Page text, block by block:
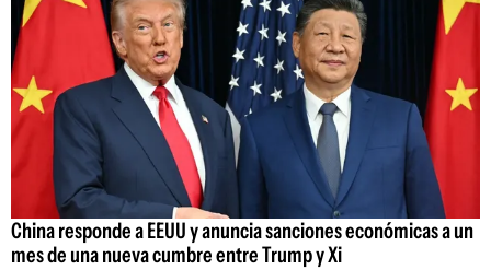
China responde a EEUU y anuncia sanciones económicas a un
mes de una nueva cumbre entre Trump y Xi